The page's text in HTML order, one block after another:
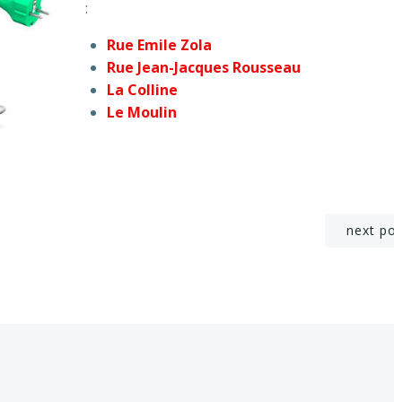
:
Rue Emile Zola
Rue Jean-Jacques Rousseau
La Colline
Le Moulin
next